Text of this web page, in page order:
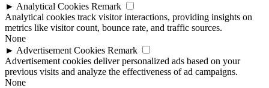
► Analytical Cookies Remark
Analytical cookies track visitor interactions, providing insights on
metrics like visitor count, bounce rate, and traffic sources.
None
► Advertisement Cookies Remark
Advertisement cookies deliver personalized ads based on your
previous visits and analyze the effectiveness of ad campaigns.
None